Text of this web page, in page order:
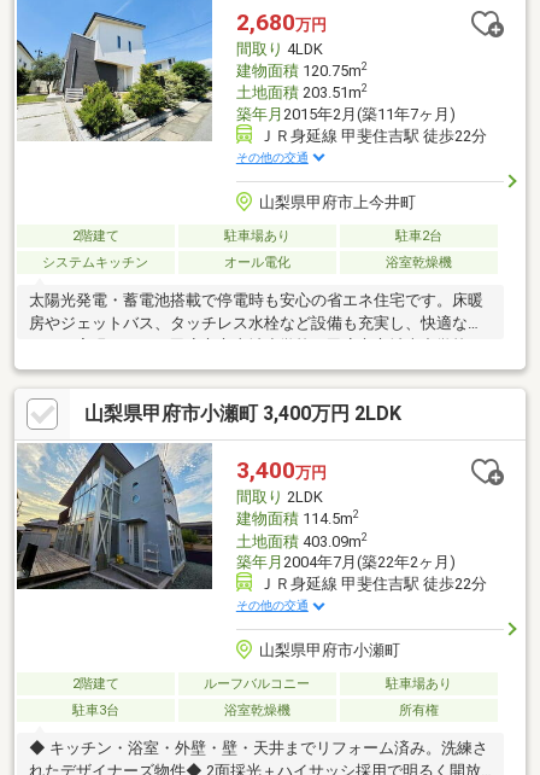
す。日々の暮らしにゆとりと快適さを求める方に、ぜひおすすめ
したいお住まいです。物件の詳細、ご見学のご希望はお気軽にお
問い合わせください！
2,680万円
間取り 4LDK
建物面積120.75m2
土地面積203.51m2
築年月 2015年2月(築11年7ヶ月)
ＪＲ身延線 甲斐住吉駅 徒歩22分
その他の交通
山梨県甲府市上今井町
2階建て 駐車場あり
駐車2台
システムキッチン
オール電化 浴室乾燥機
太陽光発電・蓄電池搭載で停電時も安心の省エネ住宅です。床暖
房やジェットバス、タッチレス水栓など設備も充実し、快適な暮
らしを実現します。甲府市立山城小学校、甲府市立城南中学校。
山梨県甲府市小瀬町 3,400万円 2LDK
3,400万円
間取り 2LDK
建物面積114.5m2
土地面積403.09m2
築年月 2004年7月(築22年2ヶ月)
ＪＲ身延線 甲斐住吉駅 徒歩22分
その他の交通
山梨県甲府市小瀬町
2階建て ルーフバルコニー
駐車場あり
駐車3台
浴室乾燥機 所有権
◆ キッチン・浴室・外壁・壁・天井までリフォーム済み。洗練さ
れたデザイナーズ物件◆ 2面採光＋ハイサッシ採用で明るく開放